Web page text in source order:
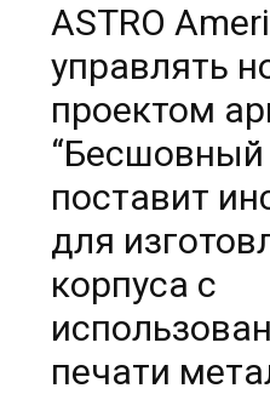
ASTRO
управлять
проектом
“Бесшовный
поставит
для
корпуса с
печати